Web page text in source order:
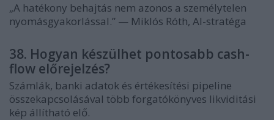
„A hatékony behajtás nem azonos a személytelen
nyomásgyakorlással.” — Miklós Róth, AI-stratéga
38. Hogyan készülhet pontosabb cash-
flow előrejelzés?
Számlák, banki adatok és értékesítési pipeline
összekapcsolásával több forgatókönyves likviditási
kép állítható elő.